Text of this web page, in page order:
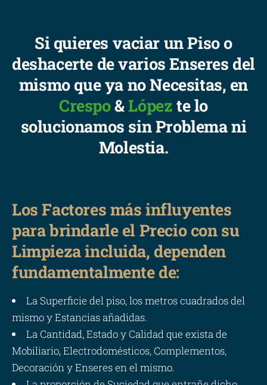
Si quieres vaciar un Piso o
deshacerte de varios Enseres del
mismo que ya no Necesitas, en
Crespo&Lópezte lo
solucionamos sin Problema ni
Molestia.
Los Factores más influyentes
para brindarle el Precio con su
Limpieza incluida, dependen
fundamentalmente de:
La Superficie del piso, los metros cuadrados del
mismo y Estancias añadidas.
La Cantidad, Estado y Calidad que exista de
Mobiliario, Electrodomésticos, Complementos,
Decoración y Enseres en el mismo.